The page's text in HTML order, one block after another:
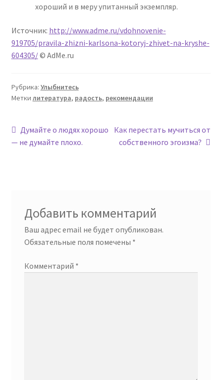
хороший и в меру упитанный экземпляр.
Источник: http://www.adme.ru/vdohnovenie-
919705/pravila-zhizni-karlsona-kotoryj-zhivet-na-kryshe-
604305/© AdMe.ru
Рубрика: Улыбнитесь
Метки литература, радость, рекомендации
Навигация
по
Предыдущая
запись:
Думайте о людях хорошо
— не думайте плохо.
Следующая
запись:
Как перестать мучиться от
собственного эгоизма?
Добавить комментарий
Ваш адрес email не будет опубликован.
Обязательные поля помечены *
Комментарий *